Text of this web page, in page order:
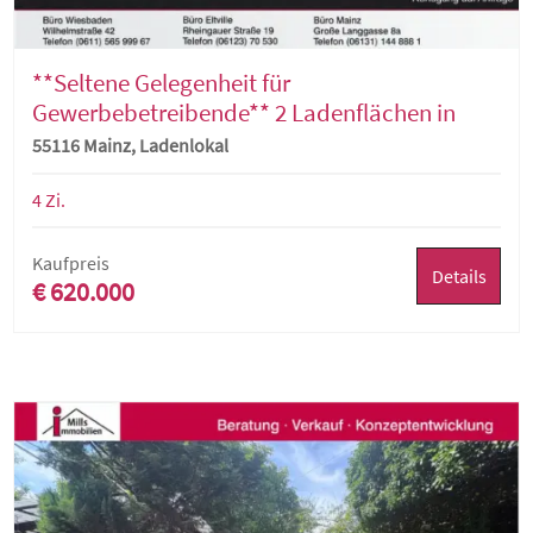
**Seltene Gelegenheit für
Gewerbebetreibende** 2 Ladenflächen in
guter, zentraler Gewerbe-Lage der Mainzer-
55116 Mainz, Ladenlokal
4 Zi.
Kaufpreis
€ 620.000 Details